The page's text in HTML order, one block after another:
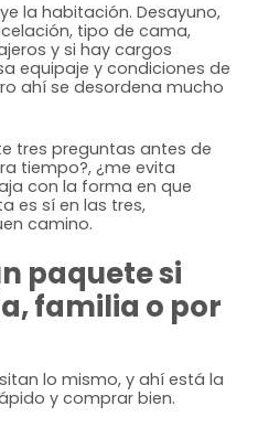
la habitación. Desayuno,
tipo de cama,
y si hay cargos
equipaje y condiciones de
ahí se desordena mucho
tres preguntas antes de
tiempo?, ¿me evita
con la forma en que
es sí en las tres,
camino.
paquete si
familia o por
lo mismo, y ahí está la
y comprar bien.